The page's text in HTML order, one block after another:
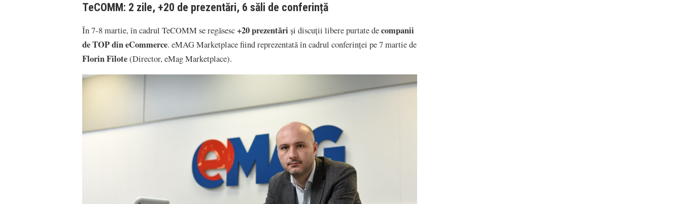
TeCOMM: 2 zile, +20 de prezentări, 6 săli de conferință
În 7-8 martie, în cadrul TeCOMM se regăsesc+20 prezentări și discuții libere purtate decompanii
de TOP din eCommerce. eMAG Marketplace fiind reprezentată în cadrul conferinței pe 7 martie de
Florin Filote(Director, eMag Marketplace).